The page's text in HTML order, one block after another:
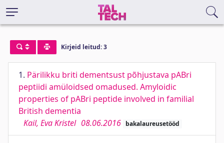
Kirjeid leitud: 3
1. Pärilikku briti dementsust põhjustava pABri
peptiidi amüloidsed omadused. Amyloidic
properties of pABri peptide involved in familial
British dementia
Kail, Eva Kristel 08.06.2016 bakalaureusetööd